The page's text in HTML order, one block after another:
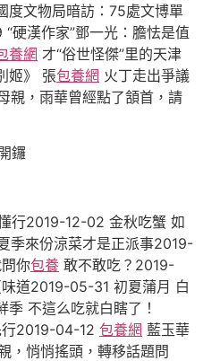
文物局暗訪：75處文博單
硬漢作家”鄧一光：膽怯是值
養網 才“俗世怪傑”里的天津
姬》 張包養網 火丁走出爭議
親，雨華曾經點了頷首，請
鑼
行2019-12-02 金秋吃蟹 如
季來份涼菜才是正派事2019-
你包養 敢不敢吃？2019-
道2019-05-31 初夏蒲月 白
不這么吃就白瞎了！
2019-04-12 包養網 藍玉華
，悄悄搖頭，轉移話題問